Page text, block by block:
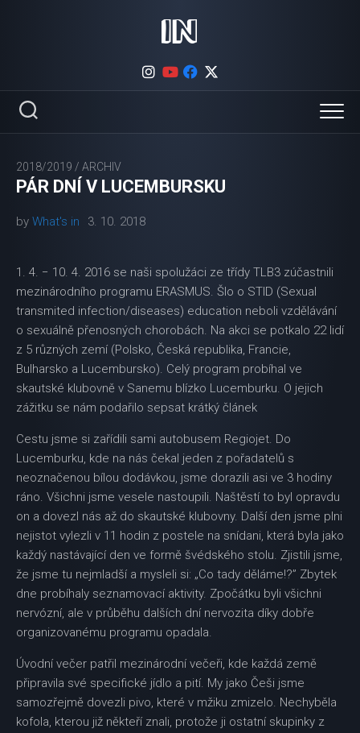
2018/2019 / ARCHIV
PÁR DNÍ V LUCEMBURSKU
by What's in 3. 10. 2018
1. 4. − 10. 4. 2016 se naši spolužáci ze třídy TLB3 zúčastnili
mezinárodního programu ERASMUS. Šlo o STID (Sexual
transmited infection/diseases) education neboli vzdělávání
o sexuálně přenosných chorobách. Na akci se potkalo 22 lidí
z 5 různých zemí (Polsko, Česká republika, Francie,
Bulharsko a Lucembursko). Celý program probíhal ve
skautské klubovně v Sanemu blízko Lucemburku. O jejich
zážitku se nám podařilo sepsat krátký článek
Cestu jsme si zařídili sami autobusem Regiojet. Do
Lucemburku, kde na nás čekal jeden z pořadatelů s
neoznačenou bílou dodávkou, jsme dorazili asi ve 3 hodiny
ráno. Všichni jsme vesele nastoupili. Naštěstí to byl opravdu
on a dovezl nás až do skautské klubovny. Další den jsme plni
nejistot vylezli v 11 hodin z postele na snídani, která byla jako
každý nastávající den ve formě švédského stolu. Zjistili jsme,
že jsme tu nejmladší a mysleli si: „Co tady děláme!?” Zbytek
dne probíhaly seznamovací aktivity. Zpočátku byli všichni
nervózní, ale v průběhu dalších dní nervozita díky dobře
organizovanému programu opadala.
Úvodní večer patřil mezinárodní večeři, kde každá země
připravila své specifické jídlo a pití. My jako Češi jsme
samozřejmě dovezli pivo, které v mžiku zmizelo. Nechyběla
kofola, kterou již někteří znali, protože ji ostatní skupinky z